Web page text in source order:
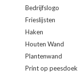
Bedrijfslogo
Frieslijsten
Haken
Houten Wand
Plantenwand
Print op peesdoek